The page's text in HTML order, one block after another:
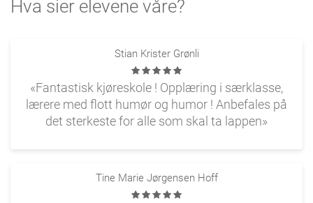
Hva sier elevene våre?
Stian Krister Grønli
«Fantastisk kjøreskole ! Opplæring i særklasse,
lærere med flott humør og humor ! Anbefales på
det sterkeste for alle som skal ta lappen»
Tine Marie Jørgensen Hoff